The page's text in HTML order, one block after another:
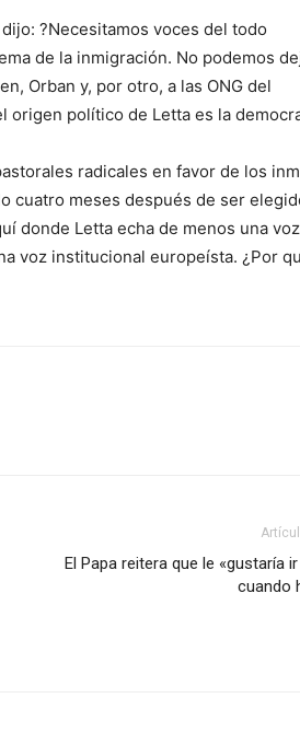
?Necesitamos voces del todo
de la inmigración. No podemos
Orban y, por otro, a las ONG del
origen político de Letta es la
radicales en favor de los
cuatro meses después de ser
donde Letta echa de menos una
voz institucional europeísta. ¿Por
El Papa reitera que le «gustaría
cuando